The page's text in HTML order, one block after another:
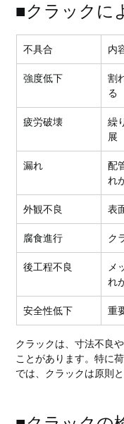
■クラックに
不具合 内
強度低下
割
る
疲労破壊
繰
展
漏れ
配
れ
外観不良 表
腐食進行 ク
後工程不良
メ
れ
安全性低下 重
クラックは、寸法不良
ことがあります。特に
では、クラックは原則